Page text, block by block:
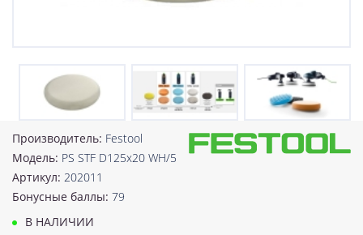
Производитель: Festool
Модель: PS STF D125x20 WH/5
Артикул: 202011
Бонусные баллы: 79
В НАЛИЧИИ